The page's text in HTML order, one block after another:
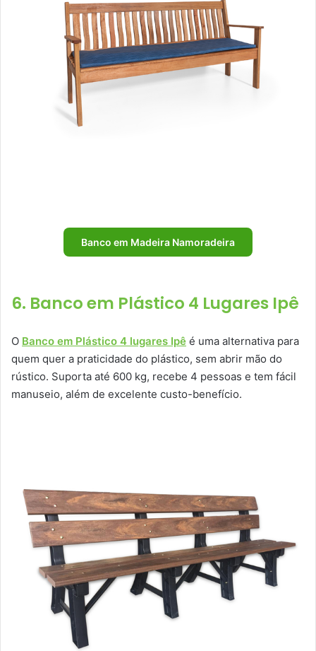
Banco em Madeira Namoradeira
6. Banco em Plástico 4 Lugares Ipê
O Banco em Plástico 4 lugares Ipê é uma alternativa para
quem quer a praticidade do plástico, sem abrir mão do
rústico. Suporta até 600 kg, recebe 4 pessoas e tem fácil
manuseio, além de excelente custo-benefício.